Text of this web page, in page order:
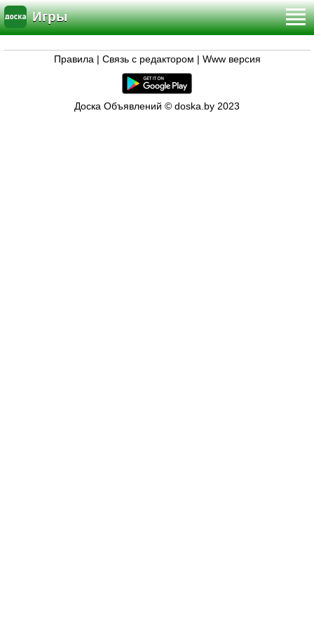
Игры
Правила Связь с редактором Www версия
Доска Объявлений © doska.by 2023